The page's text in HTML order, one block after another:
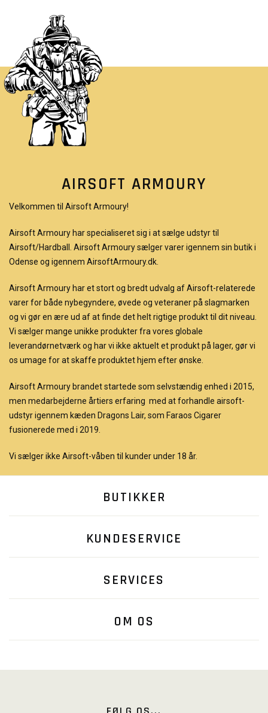
AIRSOFT ARMOURY
Velkommen til Airsoft Armoury!
Airsoft Armoury har specialiseret sig i at sælge udstyr til
Airsoft/Hardball. Airsoft Armoury sælger varer igennem sin butik i
Odense og igennem AirsoftArmoury.dk.
Airsoft Armoury har et stort og bredt udvalg af Airsoft-relaterede
varer for både nybegyndere, øvede og veteraner på slagmarken
og vi gør en ære ud af at finde det helt rigtige produkt til dit niveau.
Vi sælger mange unikke produkter fra vores globale
leverandørnetværk og har vi ikke aktuelt et produkt på lager, gør vi
os umage for at skaffe produktet hjem efter ønske.
Airsoft Armoury brandet startede som selvstændig enhed i 2015,
men medarbejderne årtiers erfaring med at forhandle airsoft-
udstyr igennem kæden Dragons Lair, som Faraos Cigarer
fusionerede med i 2019.
Vi sælger ikke Airsoft-våben til kunder under 18 år.
BUTIKKER
KUNDESERVICE
SERVICES
OM OS